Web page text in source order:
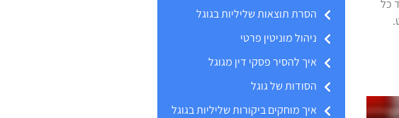
כל
הסרת תוצאות שליליות בגוגל
ניהול מוניטין פרטי
איך להסיר פסקי דין מגוגל
הסודות של גוגל
איך מוחקים ביקורות שליליות בגוגל